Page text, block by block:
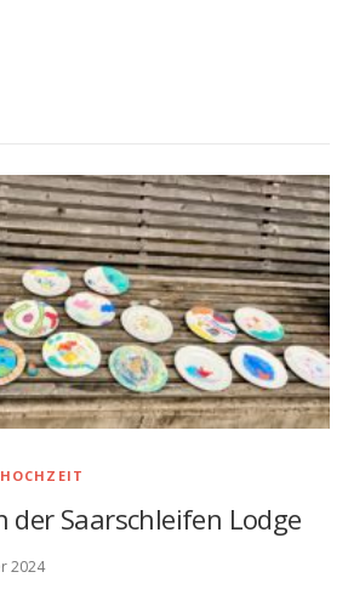
HOCHZEIT
der Saarschleifen Lodge
2024